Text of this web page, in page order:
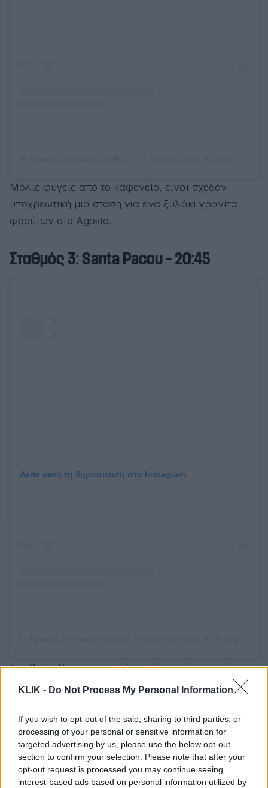
KLIK - Do Not Process My Personal Information
If you wish to opt-out of the sale, sharing to third parties, or
processing of your personal or sensitive information for
targeted advertising by us, please use the below opt-out
section to confirm your selection. Please note that after your
opt-out request is processed you may continue seeing
interest-based ads based on personal information utilized by
Μόλις φύγεις από το καφενείο, είναι σχεδόν
υποχρεωτική μια στάση για ένα ξυλάκι γρανίτα
φρούτων στο Agosto.
Σταθμός 3: Santa Pacou – 20:45
Δείτε αυτή τη δημοσίευση στο Instagram.
Στο Santa Pacou, σε αυτό το… άγιο μέρος, πρέπει
να πας γύρω στις 20:30, για να προλάβεις να δεις
Σε μια μαγική τοποθεσία, πάνω στο βουνό,
προσφέρει εξαιρετική παραδοσιακή ελληνική
κουζίνα. Όχι για τουρίστες, όχι για μεγάλα
πορτοφόλια, αλλά για φυσιολογικούς ανθρώπους